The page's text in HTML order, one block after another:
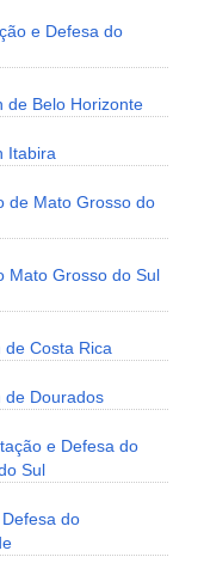
e Defesa do
de Belo Horizonte
Itabira
de Mato Grosso do
Mato Grosso do Sul
de Costa Rica
de Dourados
e Defesa do
Sul
do